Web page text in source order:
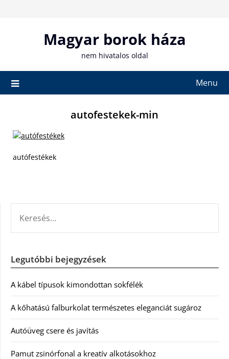
Magyar borok háza
nem hivatalos oldal
Menu
autofestekek-min
autófestékek
Legutóbbi bejegyzések
A kábel típusok kimondottan sokfélék
A kőhatású falburkolat természetes eleganciát sugároz
Autóüveg csere és javítás
Pamut zsinórfonal a kreatív alkotásokhoz